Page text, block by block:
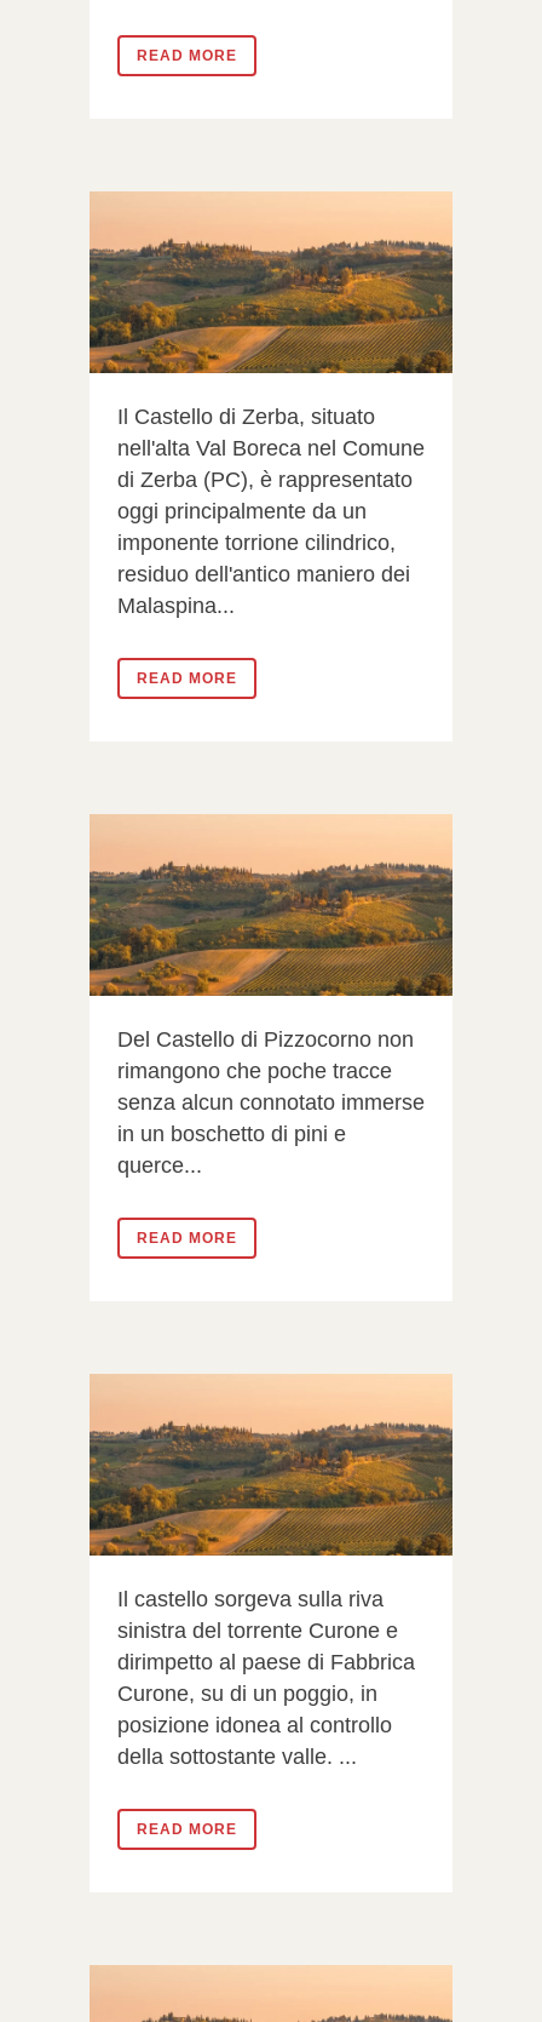
READ MORE
Il Castello di Zerba, situato
nell'alta Val Boreca nel Comune
di Zerba (PC), è rappresentato
oggi principalmente da un
imponente torrione cilindrico,
residuo dell'antico maniero dei
Malaspina...
READ MORE
Del Castello di Pizzocorno non
rimangono che poche tracce
senza alcun connotato immerse
in un boschetto di pini e
querce...
READ MORE
Il castello sorgeva sulla riva
sinistra del torrente Curone e
dirimpetto al paese di Fabbrica
Curone, su di un poggio, in
posizione idonea al controllo
della sottostante valle. ...
READ MORE